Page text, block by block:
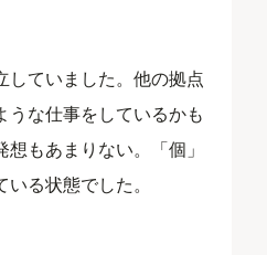
していました。他の拠点
うな仕事をしているかも
もあまりない。「個」
る状態でした。